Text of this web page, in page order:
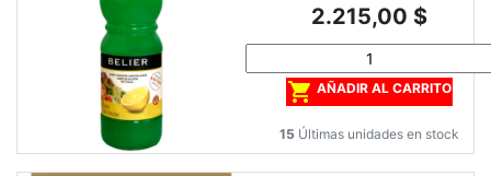
Precio
2.215,00 $
 AÑADIR AL CARRITO
15 Últimas unidades en stock